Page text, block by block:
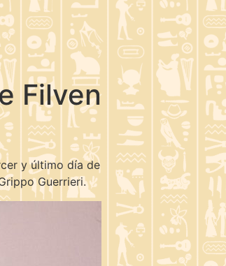
Filven
y último día de
Guerrieri.